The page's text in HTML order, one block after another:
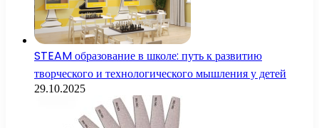
STEAM образование в школе: путь к развитию
творческого и технологического мышления у детей
29.10.2025